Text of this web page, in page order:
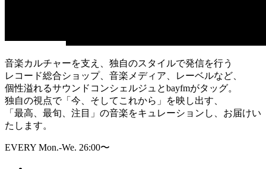
音楽カルチャーを支え、独自のスタイルで発信を行う
レコード総合ショップ、音楽メディア、レーベルなど、
個性溢れるサウンドコンシェルジュとbayfmがタッグ。
独自の視点で「今、そしてこれから」を映し出す、
「最高、最旬、注目」の音楽をキュレーションし、お届けい
たします。
EVERY Mon.-We. 26:00〜